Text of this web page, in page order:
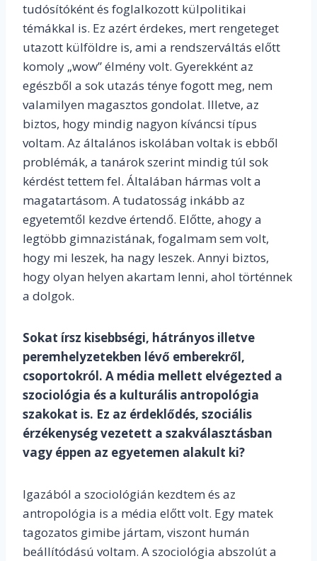
tudósítóként és foglalkozott külpolitikai
témákkal is. Ez azért érdekes, mert rengeteget
utazott külföldre is, ami a rendszerváltás előtt
komoly „wow” élmény volt. Gyerekként az
egészből a sok utazás ténye fogott meg, nem
valamilyen magasztos gondolat. Illetve, az
biztos, hogy mindig nagyon kíváncsi típus
voltam. Az általános iskolában voltak is ebből
problémák, a tanárok szerint mindig túl sok
kérdést tettem fel. Általában hármas volt a
magatartásom. A tudatosság inkább az
egyetemtől kezdve értendő. Előtte, ahogy a
legtöbb gimnazistának, fogalmam sem volt,
hogy mi leszek, ha nagy leszek. Annyi biztos,
hogy olyan helyen akartam lenni, ahol történnek
a dolgok.
Sokat írsz kisebbségi, hátrányos illetve
peremhelyzetekben lévő emberekről,
csoportokról. A média mellett elvégezted a
szociológia és a kulturális antropológia
szakokat is. Ez az érdeklődés, szociális
érzékenység vezetett a szakválasztásban
vagy éppen az egyetemen alakult ki?
Igazából a szociológián kezdtem és az
antropológia is a média előtt volt. Egy matek
tagozatos gimibe jártam, viszont humán
beállítódású voltam. A szociológia abszolút a